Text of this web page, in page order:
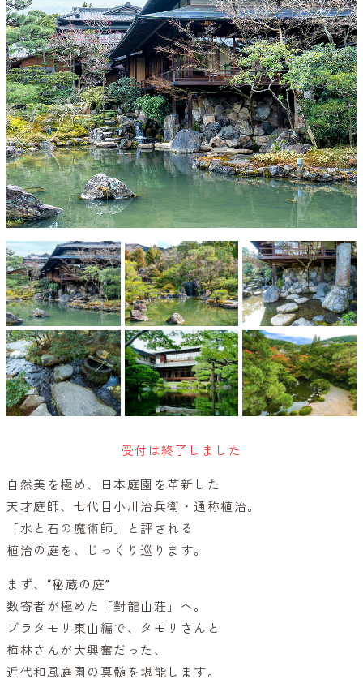
受付は終了しました
自然美を極め、日本庭園を革新した
天才庭師、七代目小川治兵衛・通称植治。
「水と石の魔術師」と評される
植治の庭を、じっくり巡ります。
まず、“秘蔵の庭”
数寄者が極めた「對龍山荘」へ。
ブラタモリ東山編で、タモリさんと
梅林さんが大興奮だった、
近代和風庭園の真髄を堪能します。